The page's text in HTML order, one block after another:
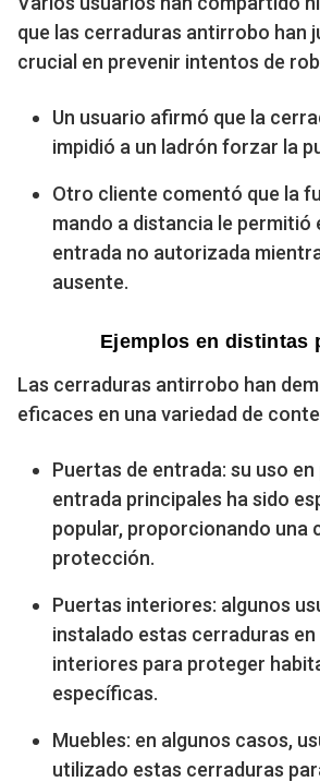
que las cerraduras antirrobo han
crucial en prevenir intentos de
Un usuario afirmó que la
impidió a un ladrón forzar la
Otro cliente comentó que la
mando a distancia le permitió
entrada no autorizada
ausente.
Ejemplos en distintas
Las cerraduras antirrobo han
eficaces en una variedad de
Puertas de entrada: su uso
entrada principales ha sido
popular, proporcionando una
protección.
Puertas interiores: algunos
instalado estas cerraduras
interiores para proteger
específicas.
Muebles: en algunos casos,
utilizado estas cerraduras